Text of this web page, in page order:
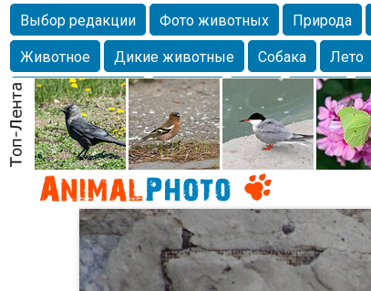
Выбор редакции Фото животных Природа
Животное
Дикие животные Собака Лето
Млекопитающие
Красота Озеро
любимцы
Волгоград Лебедь Город
Спаниель